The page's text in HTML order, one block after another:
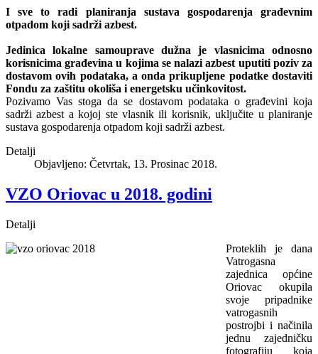
I sve to radi planiranja sustava gospodarenja građevnim
otpadom koji sadrži azbest.
Jedinica lokalne samouprave dužna je vlasnicima odnosno
korisnicima građevina u kojima se nalazi azbest uputiti poziv za
dostavom ovih podataka, a onda prikupljene podatke dostaviti
Fondu za zaštitu okoliša i energetsku učinkovitost.
Pozivamo Vas stoga da se dostavom podataka o građevini koja
sadrži azbest a kojoj ste vlasnik ili korisnik, uključite u planiranje
sustava gospodarenja otpadom koji sadrži azbest.
Detalji
Objavljeno: Četvrtak, 13. Prosinac 2018.
VZO Oriovac u 2018. godini
Detalji
Proteklih je dana
Vatrogasna
zajednica općine
Oriovac okupila
svoje pripadnike
vatrogasnih
postrojbi i načinila
jednu zajedničku
fotografiju koja